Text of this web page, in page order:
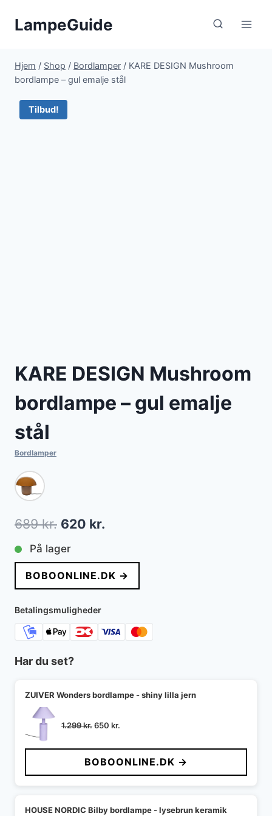
LampeGuide
Hjem / Shop / Bordlamper / KARE DESIGN Mushroom
bordlampe – gul emalje stål
Tilbud!
KARE DESIGN Mushroom
bordlampe – gul emalje
stål
Bordlamper
689kr. Den
oprindelige
pris
var:
689 kr..
620 kr.
pris
er:
På lager
BOBOONLINE.DK →
Betalingsmuligheder
Har du set?
ZUIVER Wonders bordlampe - shiny lilla jern
1.299kr.Den
pris
var:
1.299 kr..
650 kr.
pris
er:
650 kr..
BOBOONLINE.DK →
HOUSE NORDIC Bilby bordlampe - lysebrun keramik